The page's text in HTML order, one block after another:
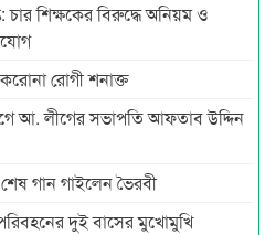
চার শিক্ষকের বিরুদ্ধে অনিয়ম ও
রোগী শনাক্ত
আ. লীগের সভাপ‌তি আফতাব উদ্দিন
গান গাইলেন ভৈরবী
দুই বাসের মুখোমুখি